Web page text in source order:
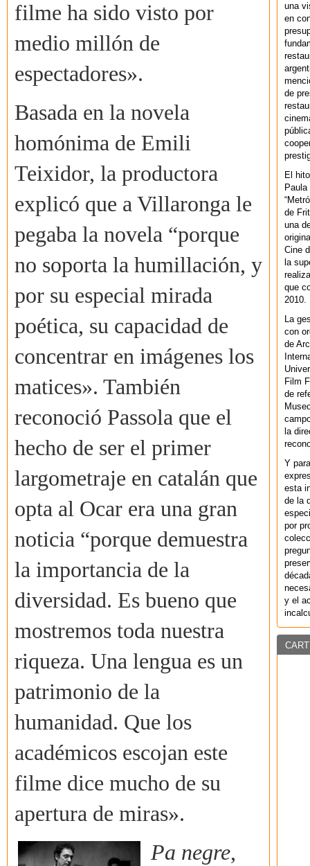
filme ha sido visto por
medio millón de
espectadores».
Basada en la novela
homónima de Emili
Teixidor, la productora
explicó que a Villaronga le
pegaba la novela “porque
no soporta la humillación, y
por su especial mirada
poética, su capacidad de
concentrar en imágenes los
matices». También
reconoció Passola que el
hecho de ser el primer
largometraje en catalán que
opta al Ocar era una gran
noticia “porque demuestra
la importancia de la
diversidad. Es bueno que
mostremos toda nuestra
riqueza. Una lengua es un
patrimonio de la
humanidad. Que los
académicos escojan este
filme dice mucho de su
apertura de miras».
Pa negre,
una
en
de
El
de
una
Cine
la
que
2010.
La
con
de
Film
de
la
Y
esta
de la
por
y el